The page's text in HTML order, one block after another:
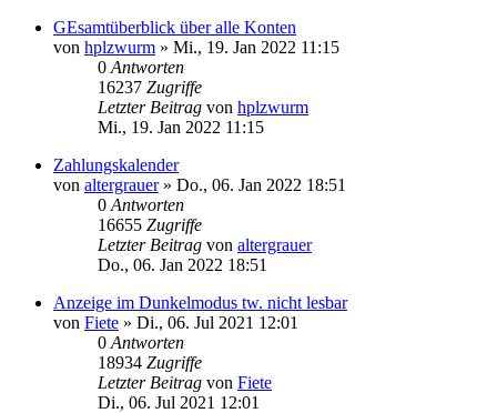
GEsamtüberblick über alle Konten
von hplzwurm » Mi., 19. Jan 2022 11:15
0 Antworten
16237 Zugriffe
Letzter Beitrag von hplzwurm
Mi., 19. Jan 2022 11:15
Zahlungskalender
von altergrauer» Do., 06. Jan 2022 18:51
0 Antworten
16655 Zugriffe
Letzter Beitrag von altergrauer
Do., 06. Jan 2022 18:51
Anzeige im Dunkelmodus tw. nicht lesbar
von Fiete » Di., 06. Jul 2021 12:01
0 Antworten
18934 Zugriffe
Letzter Beitrag von Fiete
Di., 06. Jul 2021 12:01